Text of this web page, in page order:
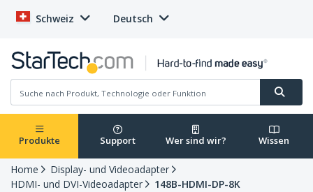
Schweiz Deutsch
Produkte Support Wer sind wir? Wissen
Home
Display- und Videoadapter
HDMI- und DVI-Videoadapter
148B-HDMI-DP-8K